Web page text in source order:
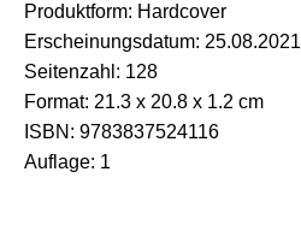
Produktform: Hardcover
Erscheinungsdatum: 25.08.2021
Seitenzahl: 128
Format: 21.3 x 20.8 x 1.2 cm
ISBN: 9783837524116
Auflage: 1